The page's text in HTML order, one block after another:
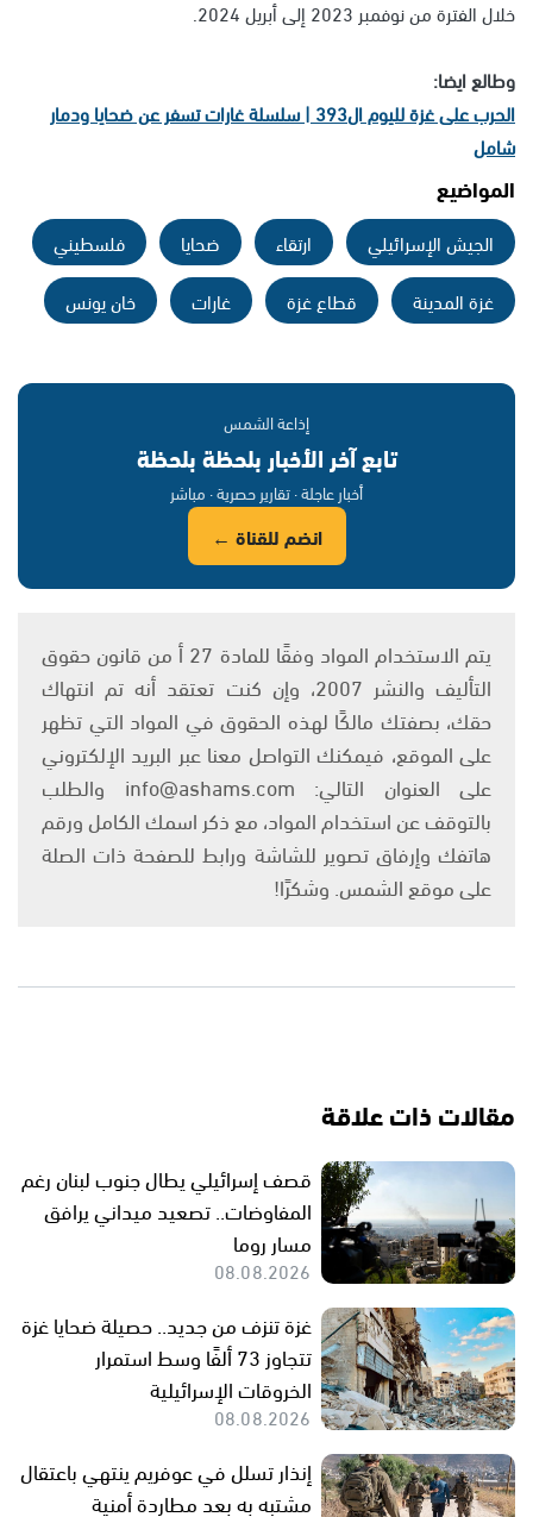
خلال الفترة من نوفمبر 2023 إلى أبريل 2024.
وطالع ايضا:
الحرب على غزة لليوم ال393 | سلسلة غارات تسفر عن ضحايا ودمار
شامل
المواضيع
الجيش الإسرائيلي ارتقاء ضحايا
فلسطيني
غزة المدينة
قطاع غزة غارات خان يونس
إذاعة الشمس
تابع آخر الأخبار بلحظة بلحظة
أخبار عاجلة · تقارير حصرية · مباشر
انضم للقناة ←
يتم الاستخدام المواد وفقًا للمادة 27 أ من قانون حقوق
التأليف والنشر 2007، وإن كنت تعتقد أنه تم انتهاك
حقك، بصفتك مالكًا لهذه الحقوق في المواد التي تظهر
على الموقع، فيمكنك التواصل معنا عبر البريد الإلكتروني
على العنوان التالي: info@ashams.com والطلب
بالتوقف عن استخدام المواد، مع ذكر اسمك الكامل ورقم
هاتفك وإرفاق تصوير للشاشة ورابط للصفحة ذات الصلة
على موقع الشمس. وشكرًا!
مقالات ذات علاقة
قصف إسرائيلي يطال جنوب لبنان رغم
المفاوضات.. تصعيد ميداني يرافق
مسار روما
08.08.2026
غزة تنزف من جديد.. حصيلة ضحايا غزة
تتجاوز 73 ألفًا وسط استمرار
الخروقات الإسرائيلية
08.08.2026
إنذار تسلل في عوفريم ينتهي باعتقال
مشتبه به بعد مطاردة أمنية